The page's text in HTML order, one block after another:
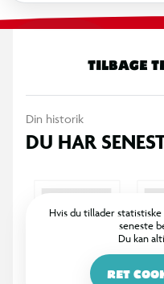
TILBAGE
Din historik
DU HAR
Hvis du tillader
seneste
Du kan
RET